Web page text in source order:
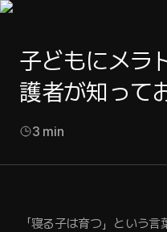
子どもにメラ
護者が知って
3 min
「寝る子は育つ」という